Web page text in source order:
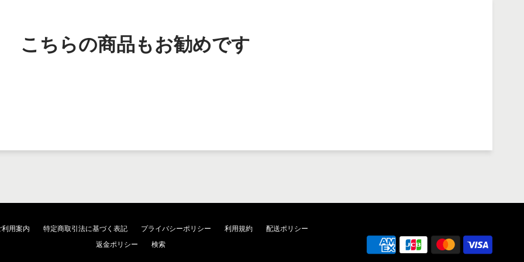
こちらの商品もお勧めです
利用案内 特定商取引法に基づく表記 プライバシーポリシー 利用規約
配送ポリシー
返金ポリシー
検索